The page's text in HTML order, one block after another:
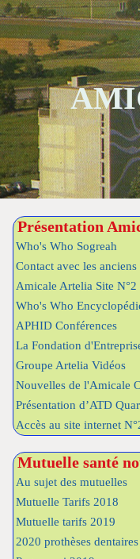
Présentation
Who's Who Sogreah
Contact avec les anciens
Amicale Artelia Site N°2
Who's Who
APHID Conférences
La Fondation
Groupe Artelia Vidéos
Nouvelles de l'Amicale
Présentation d’ATD
Accès au site internet
Mutuelle santé
Au sujet des mutuelles
Mutuelle Tarifs 2018
Mutuelle tarifs 2019
2020 prothèses